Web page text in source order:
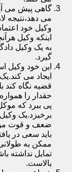
گاهی پیش می
می دهد،نتیجه
وکیل خود
اینکه وکیل
به یک وکیل
گیرد.
این خود وکیل
ایجاد می
قضیه نگاه کند
حقدار را
پی ببرد که
برخیزد.یک
ضعف و قوت
باید سعی در
ممکن به
تمایل نداشته
بالاست.